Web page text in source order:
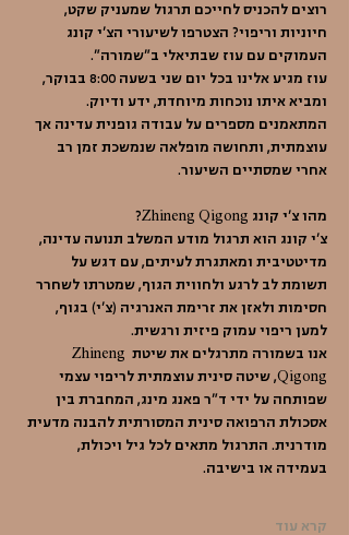
רוצים להכניס לחייכם תרגול שמעניק שקט,
חיוניות וריפוי? הצטרפו לשיעורי הצ'י קונג
העמוקים עם עוז שבתיאלי ב"שמורה".
עוז מגיע אלינו בכל יום שני בשעה 8:00 בבוקר,
ומביא איתו נוכחות מיוחדת, ידע ודיוק.
המתאמנים מספרים על עבודה גופנית עדינה אך
עוצמתית, ותחושה מופלאה שנמשכת זמן רב
אחרי שמסתיים השיעור.
מהו צ'י קונג Zhineng Qigong?
צ'י קונג הוא תרגול מודע המשלב תנועה עדינה,
מדיטטיבית ומאתגרת לעיתים, עם דגש על
תשומת לב לרגע ולחווית הגוף, שמטרתו לשחרר
חסימות ולאזן את זרימת האנרגיה (צ'י) בגוף,
למען ריפוי עמוק פיזית ורגשית.
אנו בשמורה מתרגלים את שיטת Zhineng
Qigong, שיטה סינית עוצמתית לריפוי עצמי
שפותחה על ידי ד"ר פאנג מינג, המחברת בין
אסכולת הרפואה סינית המסורתית להבנה מדעית
מודרנית. התרגול מתאים לכל גיל ויכולת,
בעמידה או בישיבה.
קרא עוד